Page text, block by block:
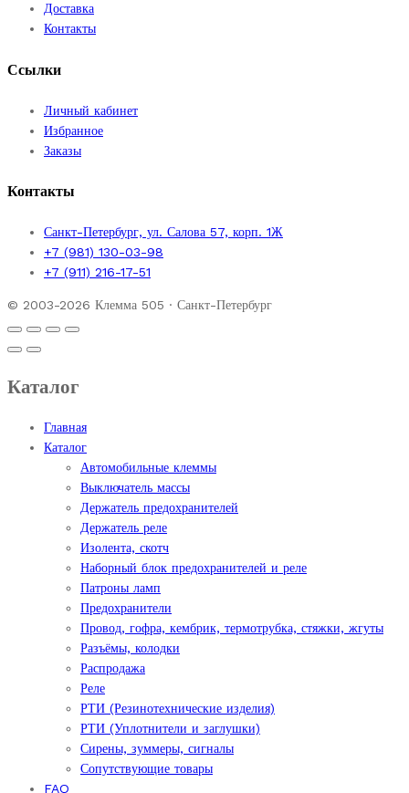
Доставка
Контакты
Ссылки
Личный кабинет
Избранное
Заказы
Контакты
Санкт-Петербург, ул. Салова 57, корп. 1Ж
+7 (981) 130-03-98
+7 (911) 216-17-51
© 2003-2026 Клемма 505 · Санкт-Петербург
Каталог
Главная
Каталог
Автомобильные клеммы
Выключатель массы
Держатель предохранителей
Держатель реле
Изолента, скотч
Наборный блок предохранителей и реле
Патроны ламп
Предохранители
Провод, гофра, кембрик, термотрубка, стяжки, жгуты
Разъёмы, колодки
Распродажа
Реле
РТИ (Резинотехнические изделия)
РТИ (Уплотнители и заглушки)
Сирены, зуммеры, сигналы
Сопутствующие товары
FAQ